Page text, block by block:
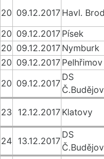
20 09.12.2017 Havl. Brod
20 09.12.2017 Písek
20 09.12.2017 Nymburk
20 09.12.2017 Pelhřimov
20 09.12.2017
DS
23 12.12.2017 Klatovy
24 13.12.2017
DS